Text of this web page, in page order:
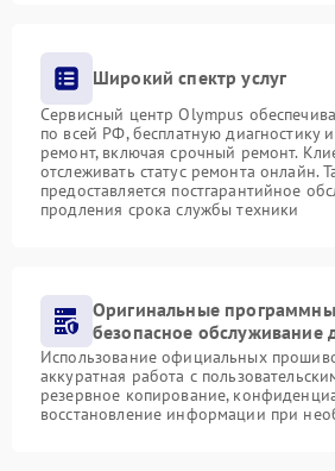
Широкий спектр услуг
Сервисный центр Olympus
по всей РФ, бесплатную диагностику
ремонт, включая срочный ремонт.
отслеживать статус ремонта онлайн.
предоставляется постгарантийное
продления срока службы техники
Оригинальные
безопасное обслуживание
Использование официальных
аккуратная работа с
резервное копирование,
восстановление информации при